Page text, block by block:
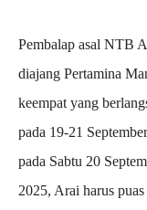
Pembalap asal NTB
diajang Pertamina
keempat yang
pada 19-21
pada Sabtu 20
2025, Arai harus